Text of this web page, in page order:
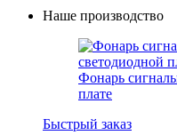
Наше производство
Фонарь
плате
Быстрый заказ